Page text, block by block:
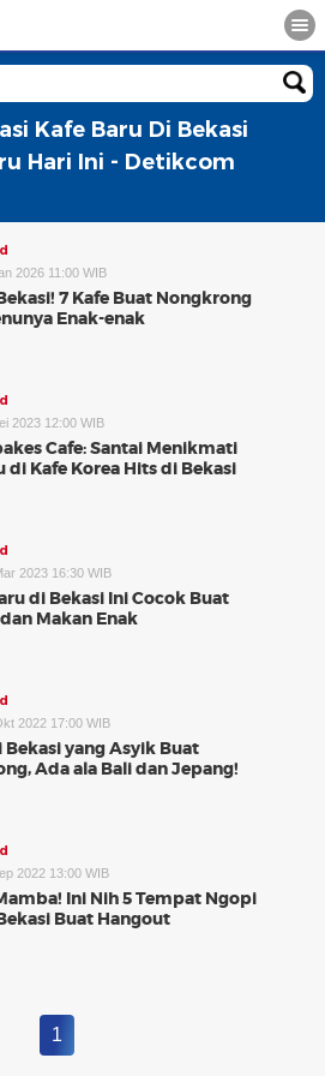
Kafe Baru Di Bekasi
Hari Ini - Detikcom
2026 11:00 WIB
7 Kafe Buat Nongkrong
Enak-enak
2023 12:00 WIB
Cafe: Santai Menikmati
di Kafe Korea Hits di Bekasi
2023 16:30 WIB
di Bekasi Ini Cocok Buat
Makan Enak
2022 17:00 WIB
Bekasi yang Asyik Buat
Ada ala Bali dan Jepang!
2022 13:00 WIB
Ini Nih 5 Tempat Ngopi
Buat Hangout
1